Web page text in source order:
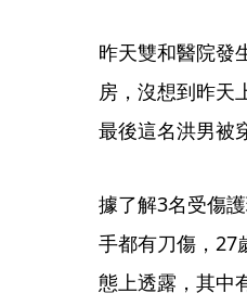
昨天雙和醫院發
房，沒想到昨天
最後這名洪男被
據了解3名受傷
手都有刀傷，27
態上透露，其中